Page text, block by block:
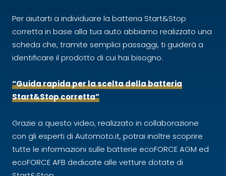
Per aiutarti a individuare la batteria Start&Stop
corretta in base alla tua auto abbiamo realizzato una
scheda che, tramite semplici passaggi, ti guiderà a
identificare il prodotto di cui hai bisogno.
“Guida rapida per la scelta della batteria
Start&Stop corretta”
Grazie a questo video, realizzato in collaborazione
con gli esperti di Automoto.it, potrai inoltre scoprire
tutte le informazioni sulle batterie ecoFORCE AGM ed
ecoFORCE AFB dedicate alle vetture dotate di